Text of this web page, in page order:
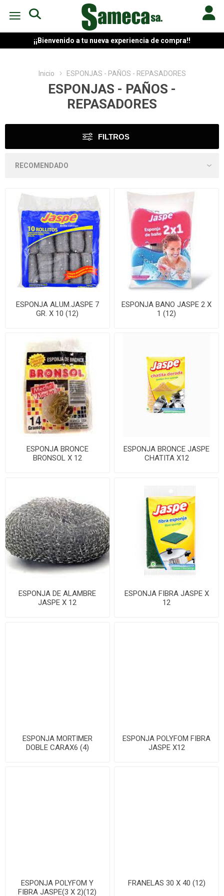
¡¡Bienvenido a tu nueva experiencia de compra!!
Inicio ESPONJAS - PAÑOS - REPASADORES
ESPONJAS - PAÑOS -
REPASADORES
FILTROS
ESPONJA ALUM.JASPE 7
GR. X 10 (12)
ESPONJA BANO JASPE 2 X
1 (12)
ESPONJA BRONCE
BRONSOL X 12
ESPONJA BRONCE JASPE
CHATITA X12
ESPONJA DE ALAMBRE
JASPE X 12
ESPONJA FIBRA JASPE X
12
ESPONJA MORTIMER
DOBLE CARAX6 (4)
ESPONJA POLYFOM FIBRA
JASPE X12
ESPONJA POLYFOM Y
FIBRA JASPE(3 X 2)(12)
FRANELAS 30 X 40 (12)